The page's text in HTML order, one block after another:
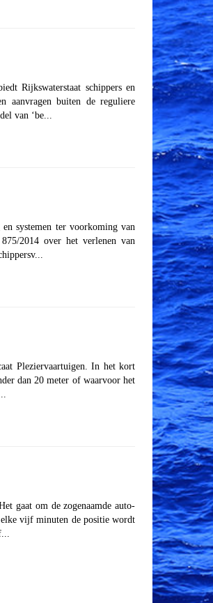
Rijkswaterstaat schippers en
aanvragen buiten de reguliere
van ‘be...
systemen ter voorkoming van
2014 over het verlenen van
Pleziervaartuigen. In het kort
dan 20 meter of waarvoor het
gaat om de zogenaamde auto-
vijf minuten de positie wordt